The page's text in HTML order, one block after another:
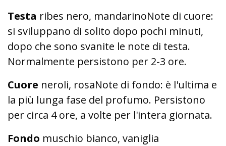
Testa ribes nero, mandarinoNote di cuore:
si sviluppano di solito dopo pochi minuti,
dopo che sono svanite le note di testa.
Normalmente persistono per 2-3 ore.
Cuore neroli, rosaNote di fondo: è l'ultima e
la più lunga fase del profumo. Persistono
per circa 4 ore, a volte per l'intera giornata.
Fondo muschio bianco, vaniglia